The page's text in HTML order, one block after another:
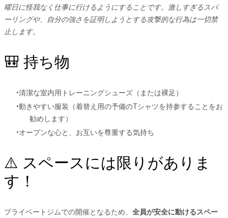
曜日に怪我なく仕事に行けるようにすることです。激しすぎるスパ
ーリングや、自分の強さを証明しようとする攻撃的な行為は一切禁
止します。
🎒 持ち物
清潔な室内用トレーニングシューズ（または裸足）
動きやすい服装（着替え用の予備のTシャツを持参することをお
勧めします）
オープンな心と、お互いを尊重する気持ち
⚠️ スペースには限りがありま
す！
プライベートジムでの開催となるため、 全員が安全に動けるスペー